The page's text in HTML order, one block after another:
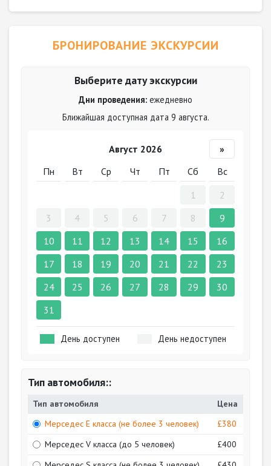
БРОНИРОВАНИЕ ЭКСКУРСИИ
Выберите дату экскурсии
Дни проведения: ежедневно
Ближайшая доступная дата 9 августа.
Август 2026
»
Пн
Вт Ср Чт Пт Сб
Вс
1
2
3
4 5 6 7 8
9
10
11 12 13 14 15
16
17
18 19 20 21 22
23
24
25 26 27 28 29
30
31
День доступен День недоступен
Тип автомобиля::
Тип автомобиля
Цена
Мерседес Е класса (не более 3 человек)
£380
Мерседес V класса (до 5 человек)
£400